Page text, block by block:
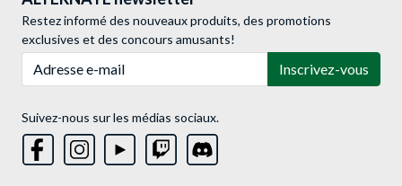
Restez informé des nouveaux produits, des promotions
exclusives et des concours amusants!
Inscrivez-vous
Suivez-nous sur les médias sociaux.